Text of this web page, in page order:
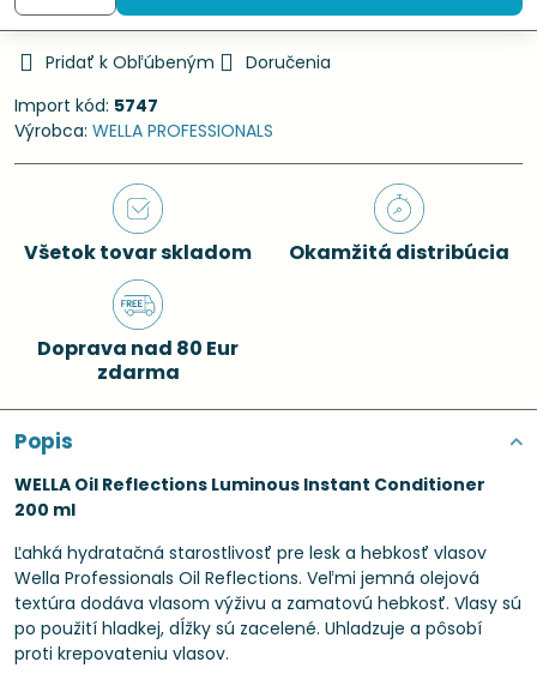
Pridať k Obľúbeným
Doručenia
Import kód: 5747
Výrobca: WELLA PROFESSIONALS
Všetok tovar skladom Okamžitá distribúcia
Doprava nad 80 Eur
zdarma
Popis
WELLA Oil Reflections Luminous Instant Conditioner
200 ml
Ľahká hydratačná starostlivosť pre lesk a hebkosť vlasov
Wella Professionals Oil Reflections. Veľmi jemná olejová
textúra dodáva vlasom výživu a zamatovú hebkosť. Vlasy sú
po použití hladkej, dĺžky sú zacelené. Uhladzuje a pôsobí
proti krepovateniu vlasov.